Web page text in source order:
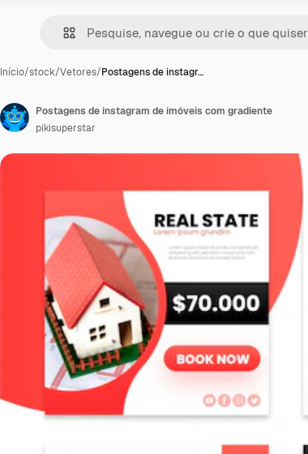
Início/stock/Vetores/Postagens de instagr…
Postagens de instagram de imóveis com gradiente
pikisuperstar